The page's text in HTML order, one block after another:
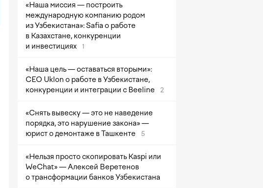
«Наша миссия — построить
международную компанию родом
из Узбекистана»: Safia о работе
в Казахстане, конкуренции
и инвестициях
1
«Наша цель — оставаться вторыми»:
CEO Uklon о работе в Узбекистане,
конкуренции и интеграции с Beeline
2
«Снять вывеску — это не наведение
порядка, это нарушение закона» —
юрист о демонтаже в Ташкенте
5
«Нельзя просто скопировать Kaspi или
WeChat» — Алексей Веретенов
о трансформации банков Узбекистана